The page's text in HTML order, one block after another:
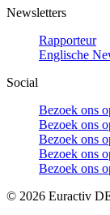
Newsletters
Rapporteur
Englische
Social
Bezoek ons
Bezoek ons
Bezoek ons
Bezoek ons
Bezoek ons
© 2026 Euractiv